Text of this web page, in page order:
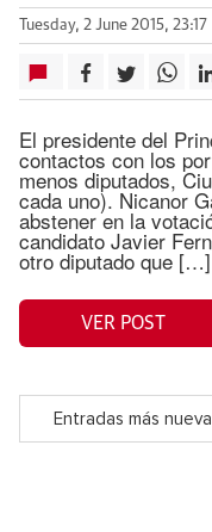
Tuesday, 2 June 2015, 23:17
El presidente del
contactos con los
menos diputados,
cada uno). Nicanor
abstener en la
candidato Javier
otro diputado que […]
VER POST
Entradas más